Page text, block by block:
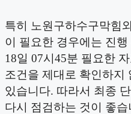
특히 노원구하수구막힘
이 필요한 경우에는 진
18일 07시45분 필요한
조건을 제대로 확인하지
있습니다. 따라서 최종
다시 점검하는 것이 좋습